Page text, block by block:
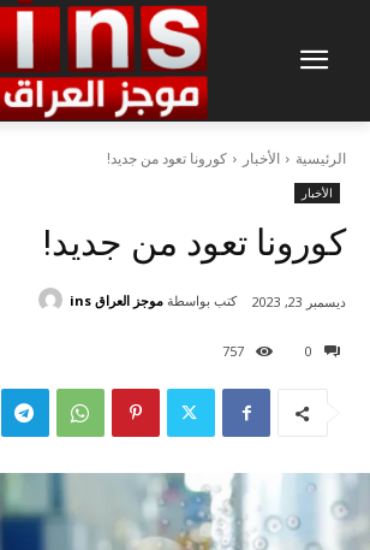
الرئيسية الأخبار كورونا تعود من جديد!
الأخبار
كورونا تعود من جديد!
0
757
ديسمبر 23, 2023 كتب بواسطة موجز العراق ins